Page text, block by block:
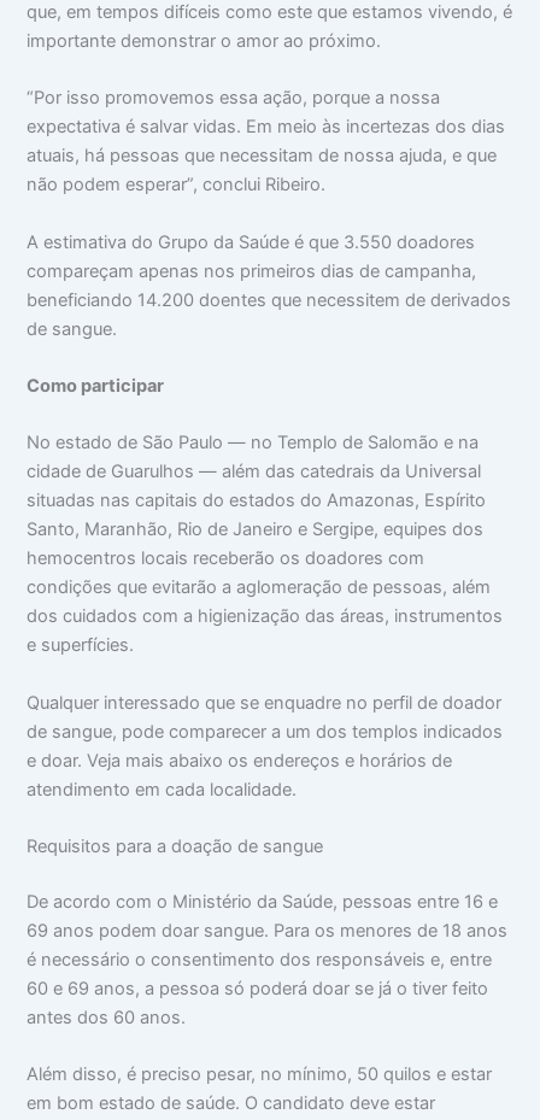
que, em tempos difíceis como este que estamos vivendo, é
importante demonstrar o amor ao próximo.
“Por isso promovemos essa ação, porque a nossa
expectativa é salvar vidas. Em meio às incertezas dos dias
atuais, há pessoas que necessitam de nossa ajuda, e que
não podem esperar”, conclui Ribeiro.
A estimativa do Grupo da Saúde é que 3.550 doadores
compareçam apenas nos primeiros dias de campanha,
beneficiando 14.200 doentes que necessitem de derivados
de sangue.
Como participar
No estado de São Paulo — no Templo de Salomão e na
cidade de Guarulhos — além das catedrais da Universal
situadas nas capitais do estados do Amazonas, Espírito
Santo, Maranhão, Rio de Janeiro e Sergipe, equipes dos
hemocentros locais receberão os doadores com
condições que evitarão a aglomeração de pessoas, além
dos cuidados com a higienização das áreas, instrumentos
e superfícies.
Qualquer interessado que se enquadre no perfil de doador
de sangue, pode comparecer a um dos templos indicados
e doar. Veja mais abaixo os endereços e horários de
atendimento em cada localidade.
Requisitos para a doação de sangue
De acordo com o Ministério da Saúde, pessoas entre 16 e
69 anos podem doar sangue. Para os menores de 18 anos
é necessário o consentimento dos responsáveis e, entre
60 e 69 anos, a pessoa só poderá doar se já o tiver feito
antes dos 60 anos.
Além disso, é preciso pesar, no mínimo, 50 quilos e estar
em bom estado de saúde. O candidato deve estar